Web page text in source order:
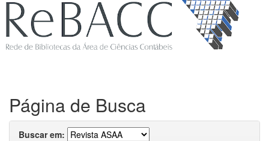
Página de Busca
Buscar em: